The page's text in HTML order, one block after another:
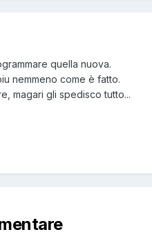
quella nuova.
nemmeno come è fatto.
magari gli spedisco tutto...